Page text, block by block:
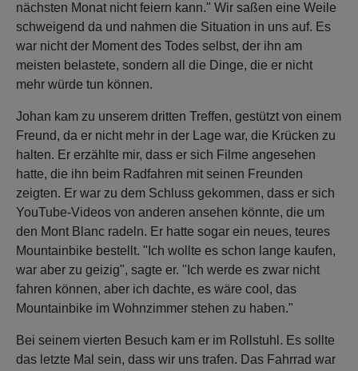
nächsten Monat nicht feiern kann." Wir saßen eine Weile
schweigend da und nahmen die Situation in uns auf. Es
war nicht der Moment des Todes selbst, der ihn am
meisten belastete, sondern all die Dinge, die er nicht
mehr würde tun können.
Johan kam zu unserem dritten Treffen, gestützt von einem
Freund, da er nicht mehr in der Lage war, die Krücken zu
halten. Er erzählte mir, dass er sich Filme angesehen
hatte, die ihn beim Radfahren mit seinen Freunden
zeigten. Er war zu dem Schluss gekommen, dass er sich
YouTube-Videos von anderen ansehen könnte, die um
den Mont Blanc radeln. Er hatte sogar ein neues, teures
Mountainbike bestellt. "Ich wollte es schon lange kaufen,
war aber zu geizig", sagte er. "Ich werde es zwar nicht
fahren können, aber ich dachte, es wäre cool, das
Mountainbike im Wohnzimmer stehen zu haben."
Bei seinem vierten Besuch kam er im Rollstuhl. Es sollte
das letzte Mal sein, dass wir uns trafen. Das Fahrrad war